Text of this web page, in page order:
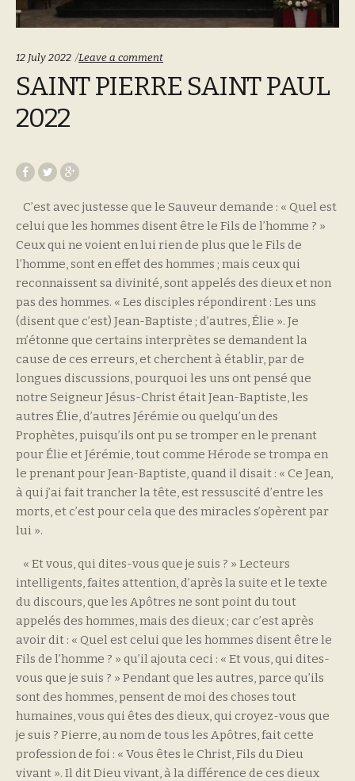
12 July 2022 Leave a comment
SAINT PIERRE SAINT PAUL
2022
C’est avec justesse que le Sauveur demande : « Quel est
celui que les hommes disent être le Fils de l’homme ? »
Ceux qui ne voient en lui rien de plus que le Fils de
l’homme, sont en effet des hommes ; mais ceux qui
reconnaissent sa divinité, sont appelés des dieux et non
pas des hommes. « Les disciples répondirent : Les uns
(disent que c’est) Jean-Baptiste ; d’autres, Élie ». Je
m’étonne que certains interprètes se demandent la
cause de ces erreurs, et cherchent à établir, par de
longues discussions, pourquoi les uns ont pensé que
notre Seigneur Jésus-Christ était Jean-Baptiste, les
autres Élie, d’autres Jérémie ou quelqu’un des
Prophètes, puisqu’ils ont pu se tromper en le prenant
pour Élie et Jérémie, tout comme Hérode se trompa en
le prenant pour Jean-Baptiste, quand il disait : « Ce Jean,
à qui j’ai fait trancher la tête, est ressuscité d’entre les
morts, et c’est pour cela que des miracles s’opèrent par
lui ».
« Et vous, qui dites-vous que je suis ? » Lecteurs
intelligents, faites attention, d’après la suite et le texte
du discours, que les Apôtres ne sont point du tout
appelés des hommes, mais des dieux ; car c’est après
avoir dit : « Quel est celui que les hommes disent être le
Fils de l’homme ? » qu’il ajouta ceci : « Et vous, qui dites-
vous que je suis ? » Pendant que les autres, parce qu’ils
sont des hommes, pensent de moi des choses tout
humaines, vous qui êtes des dieux, qui croyez-vous que
je suis ? Pierre, au nom de tous les Apôtres, fait cette
profession de foi : « Vous êtes le Christ, Fils du Dieu
vivant ». Il dit Dieu vivant, à la différence de ces dieux